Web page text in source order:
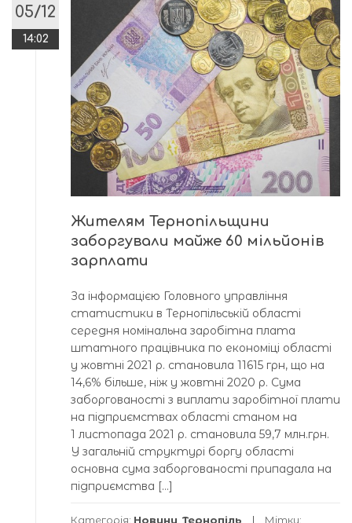
05/12
14:02
Жителям Тернопільщини
заборгували майже 60 мільйонів
зарплати
За інформацією Головного управління
статистики в Тернопільській області
середня номінальна заробітна плата
штатного працівника по економіці області
у жовтні 2021 р. становила 11615 грн, що на
14,6% більше, ніж у жовтні 2020 р. Сума
заборгованості з виплати заробітної плати
на підприємствах області станом на
1 листопада 2021 р. становила 59,7 млн.грн.
У загальній структурі боргу області
основна сума заборгованості припадала на
підприємства […]
Категорія: Новини, Тернопіль Мітки: